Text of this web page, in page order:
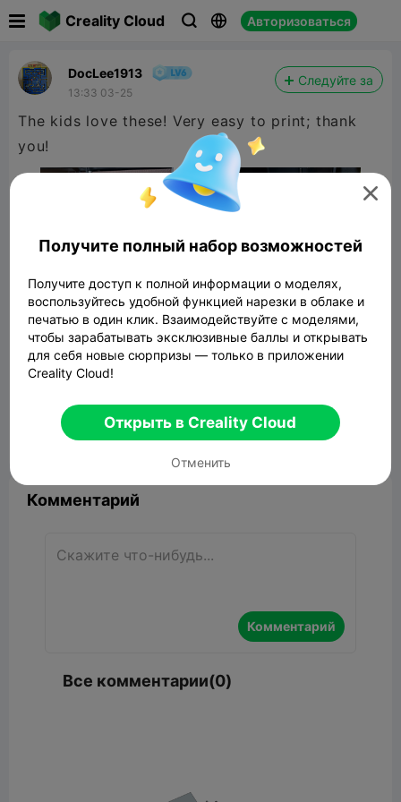
Creality Cloud   Авторизоваться
DocLee1913
13:33 03-25
Следуйте за
The kids love these! Very easy to print; thank
you!
Articulated Diplodocus Dinosaur - Flexible
26.31MB Связанные 3D модели
Комментарий
Комментарий
Все комментарии(0)

Получите полный набор возможностей
Получите доступ к полной информации о моделях,
воспользуйтесь удобной функцией нарезки в облаке и
печатью в один клик. Взаимодействуйте с моделями,
чтобы зарабатывать эксклюзивные баллы и открывать
для себя новые сюрпризы — только в приложении
Creality Cloud!
Открыть в Creality Cloud
Отменить